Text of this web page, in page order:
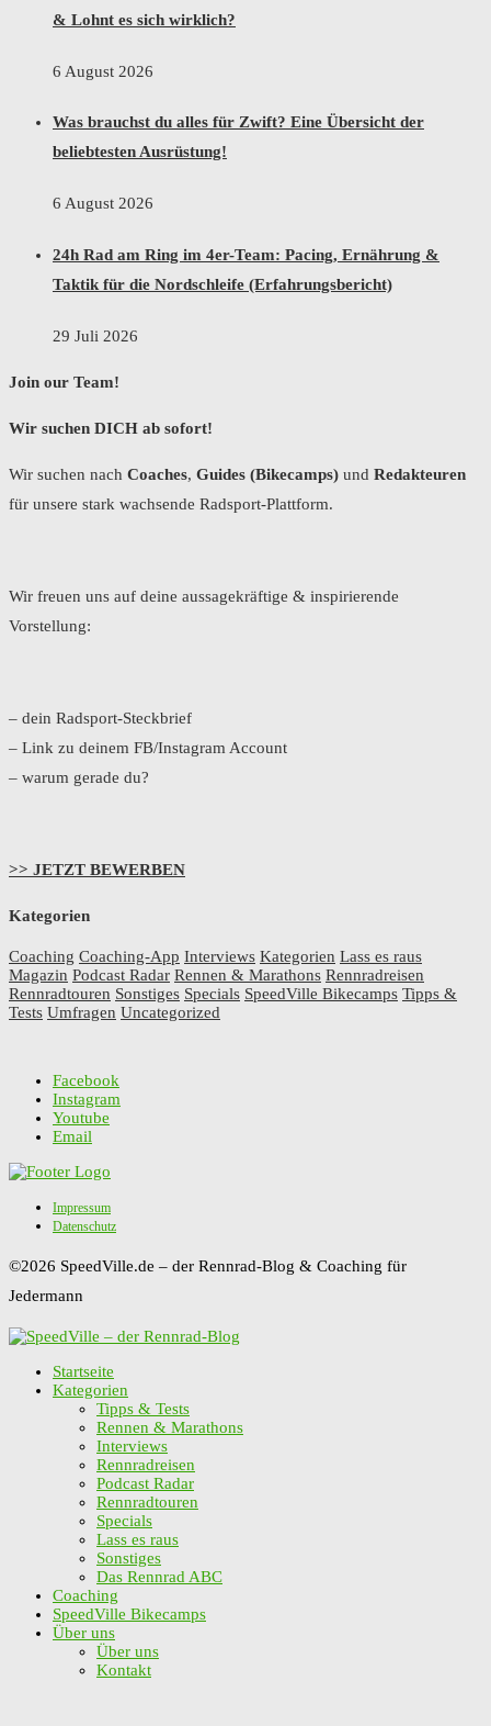
& Lohnt es sich wirklich?
6 August 2026
Was brauchst du alles für Zwift? Eine Übersicht der
beliebtesten Ausrüstung!
6 August 2026
24h Rad am Ring im 4er-Team: Pacing, Ernährung &
Taktik für die Nordschleife (Erfahrungsbericht)
29 Juli 2026
Join our Team!
Wir suchen DICH ab sofort!
Wir suchen nach Coaches, Guides (Bikecamps) und Redakteuren
für unsere stark wachsende Radsport-Plattform.
Wir freuen uns auf deine aussagekräftige & inspirierende
Vorstellung:
– dein Radsport-Steckbrief
– Link zu deinem FB/Instagram Account
– warum gerade du?
>> JETZT BEWERBEN
Kategorien
Coaching Coaching-App Interviews Kategorien Lass es raus
Magazin Podcast Radar Rennen & Marathons Rennradreisen
Rennradtouren Sonstiges Specials SpeedVille Bikecamps Tipps &
Tests Umfragen Uncategorized
Facebook
Instagram
Youtube
Email
Impressum
Datenschutz
©2026 SpeedVille.de – der Rennrad-Blog & Coaching für
Jedermann
Startseite
Kategorien
Tipps & Tests
Rennen & Marathons
Interviews
Rennradreisen
Podcast Radar
Rennradtouren
Specials
Lass es raus
Sonstiges
Das Rennrad ABC
Coaching
SpeedVille Bikecamps
Über uns
Über uns
Kontakt